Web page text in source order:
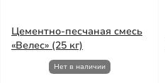
Цементно-песчаная смесь
«Велес» (25 кг)
Нет в наличии